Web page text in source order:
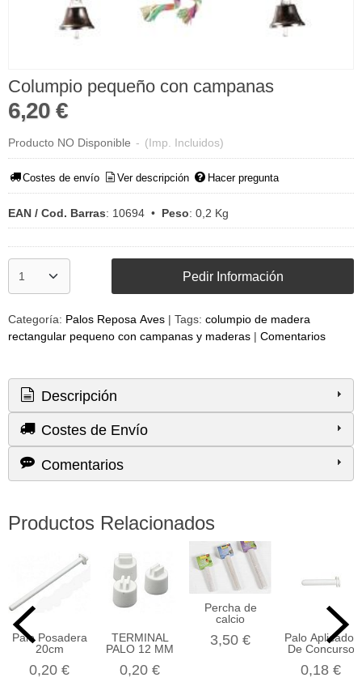
Columpio pequeño con campanas
6,20 €
Producto NO Disponible - (Imp. Incluidos)
Costes de envío Ver descripción Hacer pregunta
EAN / Cod. Barras: 10694 • Peso: 0,2 Kg
Pedir Información
Categoría: Palos Reposa Aves | Tags: columpio de madera
rectangular pequeno con campanas y maderas | Comentarios
Descripción
Costes de Envío
Comentarios
Productos Relacionados
Palo Posadera
20cm
0,20 €
TERMINAL
PALO 12 MM
0,20 €
Percha de
calcio
3,50 €
Palo Aplicador
De Concurso
0,18 €